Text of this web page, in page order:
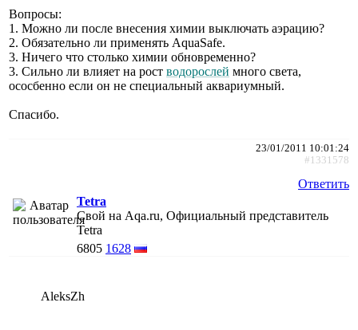
Вопросы:
1. Можно ли после внесения химии выключать аэрацию?
2. Обязательно ли применять AquaSafe.
3. Ничего что столько химии обновременно?
3. Сильно ли влияет на рост водорослей много света,
ососбенно если он не специальный аквариумный.
Спасибо.
23/01/2011 10:01:24
#1331578
Ответить
Tetra
Свой на Aqa.ru, Официальный представитель
Tetra
6805 1628
AleksZh